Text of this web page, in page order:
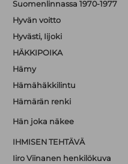
Suomenlinnassa 1970-1977
Hyvän voitto
Hyvästi, Iijoki
HÄKKIPOIKA
Hämy
Hämähäkkilintu
Hämärän renki
Hän joka näkee
IHMISEN TEHTÄVÄ
Iiro Viinanen henkilökuva